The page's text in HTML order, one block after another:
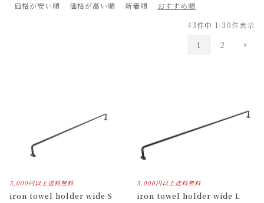
価格が安い順
価格が高い順 新着順
おすすめ順
43件中 1-30件表示
1 2
5,000円以上送料無料
iron towel holder wide S
5,000円以上送料無料
iron towel holder wide L